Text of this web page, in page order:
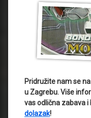
Pridružite nam se
u Zagrebu. Više
vas odlična zabava
dolazak!